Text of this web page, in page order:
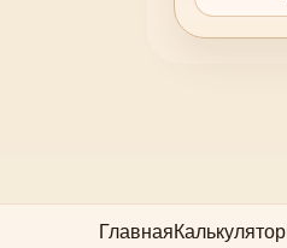
ГлавнаяКалькулятор